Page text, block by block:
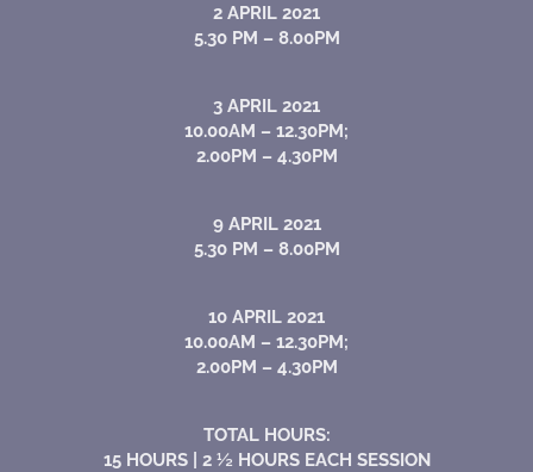
2 APRIL 2021
5.30 PM – 8.00PM
3 APRIL 2021
10.00AM – 12.30PM;
2.00PM – 4.30PM
9 APRIL 2021
5.30 PM – 8.00PM
10 APRIL 2021
10.00AM – 12.30PM;
2.00PM – 4.30PM
TOTAL HOURS:
15 HOURS | 2 ½ HOURS EACH SESSION